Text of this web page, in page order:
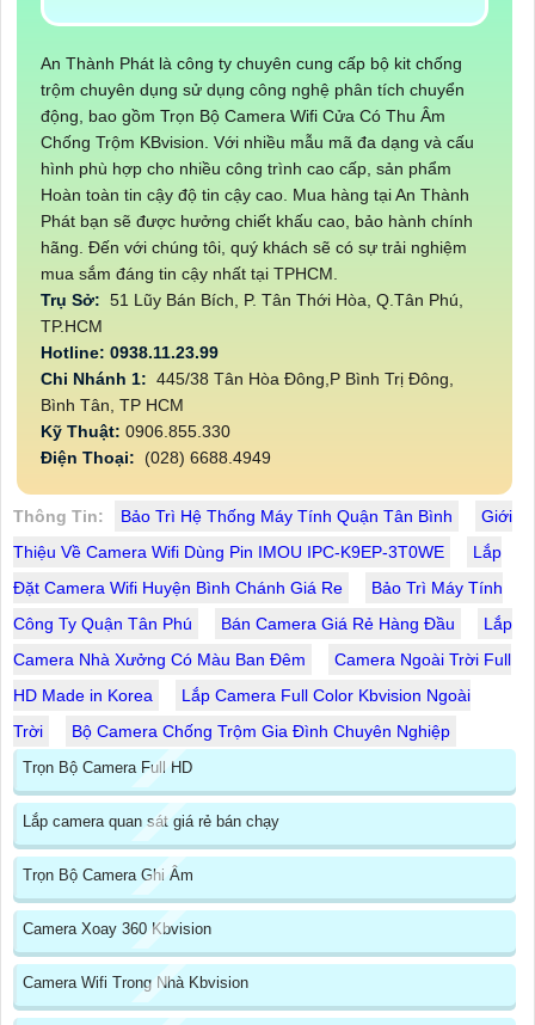
An Thành Phát là công ty chuyên cung cấp bộ kit chống
trộm chuyên dụng sử dụng công nghệ phân tích chuyển
động, bao gồm Trọn Bộ Camera Wifi Cửa Có Thu Âm
Chống Trộm KBvision. Với nhiều mẫu mã đa dạng và cấu
hình phù hợp cho nhiều công trình cao cấp, sản phẩm
Hoàn toàn tin cậy độ tin cậy cao. Mua hàng tại An Thành
Phát bạn sẽ được hưởng chiết khấu cao, bảo hành chính
hãng. Đến với chúng tôi, quý khách sẽ có sự trải nghiệm
mua sắm đáng tin cậy nhất tại TPHCM.
Trụ Sở: 51 Lũy Bán Bích, P. Tân Thới Hòa, Q.Tân Phú,
TP.HCM
Hotline: 0938.11.23.99
Chi Nhánh 1: 445/38 Tân Hòa Đông,P Bình Trị Đông,
Bình Tân, TP HCM
Kỹ Thuật: 0906.855.330
Điện Thoại:
(028) 6688.4949
Thông Tin: Bảo Trì Hệ Thống Máy Tính Quận Tân Bình
Giới
Thiệu Về Camera Wifi Dùng Pin IMOU IPC-K9EP-3T0WE
Lắp
Đặt Camera Wifi Huyện Bình Chánh Giá Re
Bảo Trì Máy Tính
Công Ty Quận Tân Phú
Bán Camera Giá Rẻ Hàng Đầu
Lắp
Camera Nhà Xưởng Có Màu Ban Đêm
Camera Ngoài Trời Full
HD Made in Korea
Lắp Camera Full Color Kbvision Ngoài
Trời
Bộ Camera Chống Trộm Gia Đình Chuyên Nghiệp
Trọn Bộ Camera Full HD
Lắp camera quan sát giá rẻ bán chạy
Trọn Bộ Camera Ghi Âm
Camera Xoay 360 Kbvision
Camera Wifi Trong Nhà Kbvision